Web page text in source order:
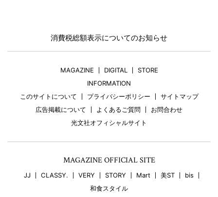
消費税総額表示についてのお知らせ
MAGAZINE DIGITAL
STORE
INFORMATION
このサイトについて
プライバシーポリシー
サイトマップ
広告掲載について
よくあるご質問
お問合わせ
光文社オフィシャルサイト
MAGAZINE OFFICIAL SITE
JJ CLASSY. VERY STORY Mart 美ST
bis
和食スタイル